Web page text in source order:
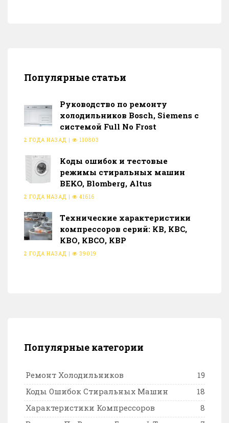
Популярные статьи
Руководство по ремонту
холодильников Bosch, Siemens с
системой Full No Frost
2 ГОДА НАЗАД | 110803
Коды ошибок и тестовые
режимы стиральных машин
BEKO, Blomberg, Altus
2 ГОДА НАЗАД | 41616
Тeхнические характеристики
компрессоров серий: КВ, КВС,
КВО, КВСО, КВР
2 ГОДА НАЗАД | 39019
Популярные категории
Ремонт Холодильников
19
Коды Ошибок Стиральных Машин
18
Характеристики Компрессоров
8